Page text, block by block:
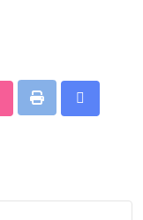
StumbleUpon
Print